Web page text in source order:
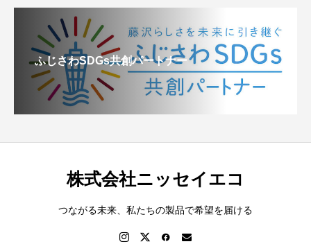
ふじさわSDGs共創パートナー
株式会社ニッセイエコ
つながる未来、私たちの製品で希望を届ける